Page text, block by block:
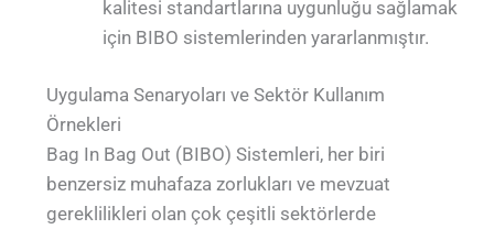
kalitesi standartlarına uygunluğu sağlamak
için BIBO sistemlerinden yararlanmıştır.
Uygulama Senaryoları ve Sektör Kullanım
Örnekleri
Bag In Bag Out (BIBO) Sistemleri, her biri
benzersiz muhafaza zorlukları ve mevzuat
gereklilikleri olan çok çeşitli sektörlerde